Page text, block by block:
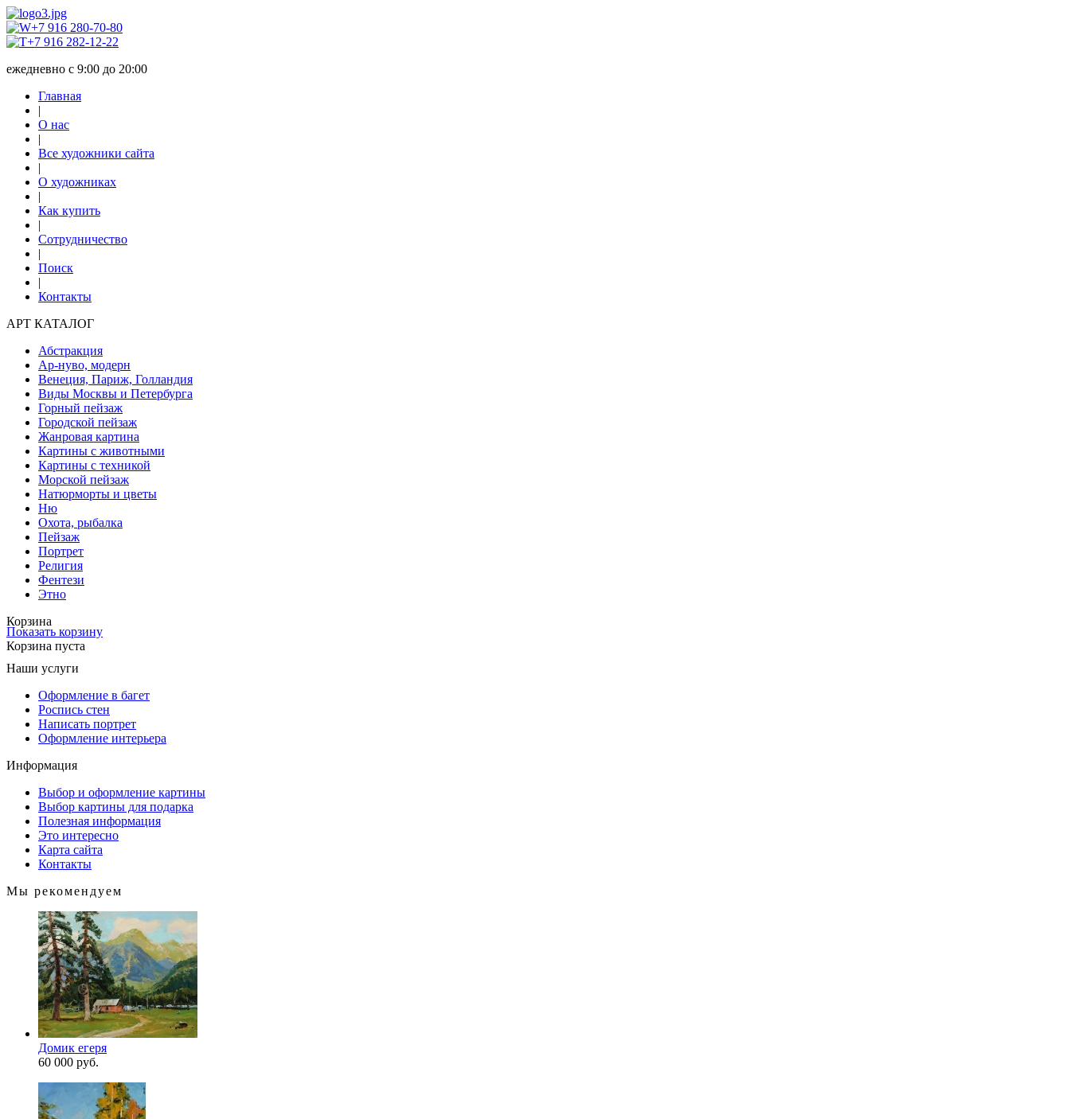
+7 916 280-70-80
+7 916 282-12-22
ежедневно с 9:00 до 20:00
Главная
|
О нас
|
Все художники сайта
|
О художниках
|
Как купить
|
Сотрудничество
|
Поиск
|
Контакты
АРТ КАТАЛОГ
Абстракция
Ар-нуво, модерн
Венеция, Париж, Голландия
Виды Москвы и Петербурга
Горный пейзаж
Городской пейзаж
Жанровая картина
Картины с животными
Картины с техникой
Морской пейзаж
Натюрморты и цветы
Ню
Охота, рыбалка
Пейзаж
Портрет
Религия
Фентези
Этно
Корзина
Показать корзину
Корзина пуста
Наши услуги
Оформление в багет
Роспись стен
Написать портрет
Оформление интерьера
Информация
Выбор и оформление картины
Выбор картины для подарка
Полезная информация
Это интересно
Карта сайта
Контакты
Мы рекомендуем
Домик егеря
60 000 руб.